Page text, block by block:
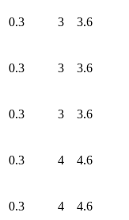
0.3 3 3.6
0.3 3 3.6
0.3 3 3.6
0.3 4 4.6
0.3 4 4.6